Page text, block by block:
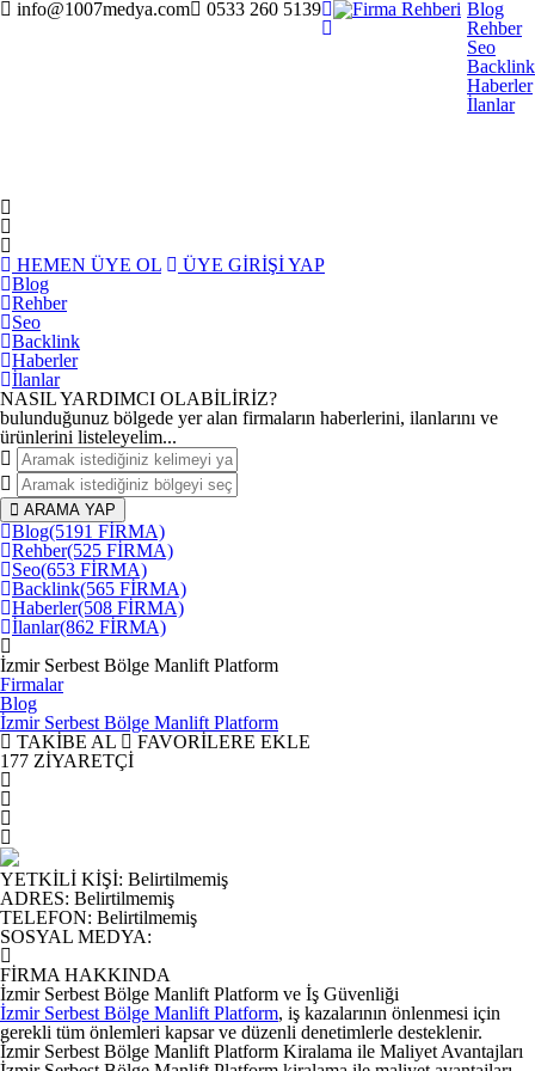
info@1007medya.com 0533 260 5139
Blog
Rehber
Seo
Backlink
Haberler
İlanlar
HEMEN ÜYE OL
ÜYE GİRİŞİ YAP
Blog
Rehber
Seo
Backlink
Haberler
İlanlar
NASIL YARDIMCI OLABİLİRİZ?
bulunduğunuz bölgede yer alan firmaların haberlerini, ilanlarını ve
ürünlerini listeleyelim...
ARAMA YAP
Blog(5191 FİRMA)
Rehber(525 FİRMA)
Seo(653 FİRMA)
Backlink(565 FİRMA)
Haberler(508 FİRMA)
İlanlar(862 FİRMA)
İzmir Serbest Bölge Manlift Platform
Firmalar
Blog
İzmir Serbest Bölge Manlift Platform
TAKİBE AL
FAVORİLERE EKLE
177 ZİYARETÇİ
YETKİLİ KİŞİ: Belirtilmemiş
ADRES: Belirtilmemiş
TELEFON: Belirtilmemiş
SOSYAL MEDYA:
FİRMA HAKKINDA
İzmir Serbest Bölge Manlift Platform ve İş Güvenliği
İzmir Serbest Bölge Manlift Platform, iş kazalarının önlenmesi için
gerekli tüm önlemleri kapsar ve düzenli denetimlerle desteklenir.
İzmir Serbest Bölge Manlift Platform Kiralama ile Maliyet Avantajları